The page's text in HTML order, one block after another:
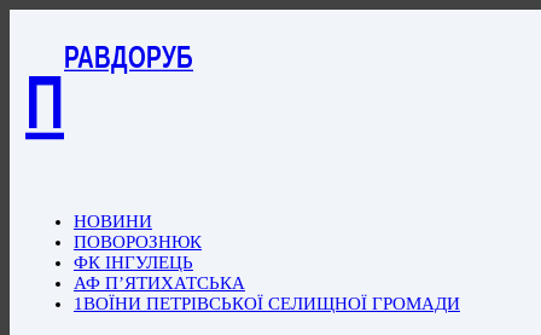
П
РАВДОРУБ
НОВИНИ
ПОВОРОЗНЮК
ФК ІНГУЛЕЦЬ
АФ П’ЯТИХАТСЬКА
1ВОЇНИ ПЕТРІВСЬКОЇ СЕЛИЩНОЇ ГРОМАДИ